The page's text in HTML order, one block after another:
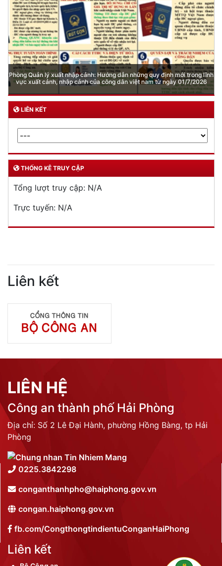
Phòng Quản lý xuất nhập cảnh: Hướng dẫn những quy định mới trong lĩnh
vực xuất cảnh, nhập cảnh của công dân việt nam từ ngày 01/7/2026
LIÊN KẾT
THỐNG KÊ TRUY CẬP
Tổng lượt truy cập: N/A
Trực tuyến: N/A
Liên kết
LIÊN HỆ
Công an thành phố Hải Phòng
Địa chỉ: Số 2 Lê Đại Hành, phường Hồng Bàng, tp Hải
Phòng
0225.3842298
conganthanhpho@haiphong.gov.vn
congan.haiphong.gov.vn
fb.com/CongthongtindientuConganHaiPhong
Liên kết